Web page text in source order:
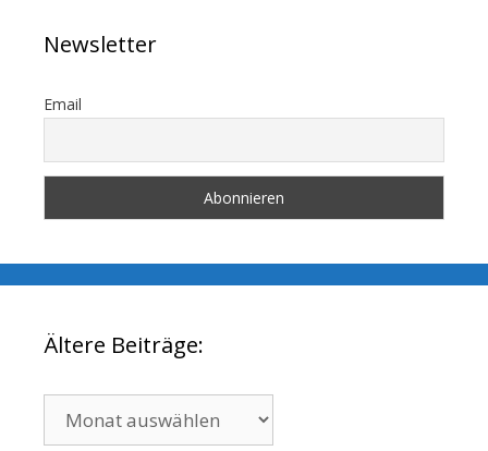
Newsletter
Email
Ältere Beiträge:
Beiträge: